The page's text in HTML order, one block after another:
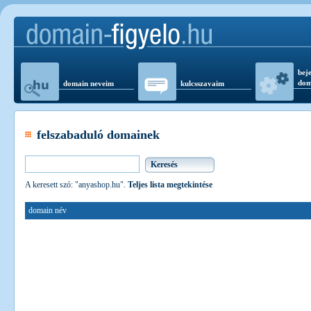
domain neveim kulcsszavaim
felszabaduló domainek
A keresett szó: "anyashop.hu". Teljes lista megtekintése
domain név